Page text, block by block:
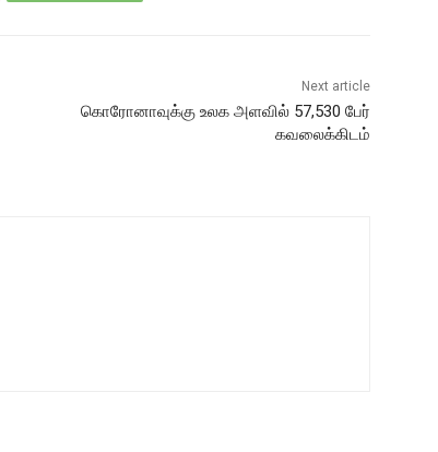
Next article
கொரோனாவுக்கு உலக அளவில் 57,530 பேர்
கவலைக்கிடம்